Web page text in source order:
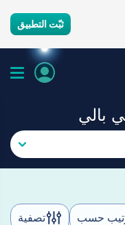
ثبّت التطبيق
بالي
حسب تصفية